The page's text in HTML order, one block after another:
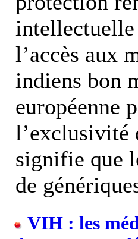
l’accès aux
indiens bon
européenne
l’exclusivité
signifie que
de
VIH : les